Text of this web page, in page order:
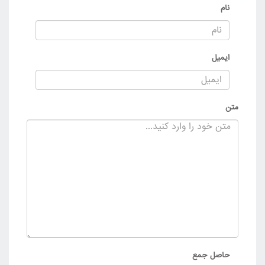
لینک دانلود بعد از خرید نمایش داده خواهد شد - بخش 12 -
لینک دانلود بعد از خرید نمایش داده خواهد شد - بخش 13 -
لینک دانلود بعد از خرید نمایش داده خواهد شد - بخش 15 -
لینک دانلود بعد از خرید نمایش داده خواهد شد - بخش 16 -
لینک دانلود بعد از خرید نمایش داده خواهد شد - بخش 18 -
لینک دانلود بعد از خرید نمایش داده خواهد شد - بخش 25 -
نام
ایمیل
متن
حاصل جمع